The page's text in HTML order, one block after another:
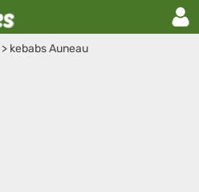
> kebabs Auneau